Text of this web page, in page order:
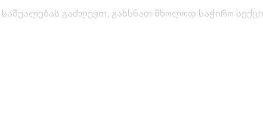
გაძლევთ, გახსნათ მხოლოდ საჭირო